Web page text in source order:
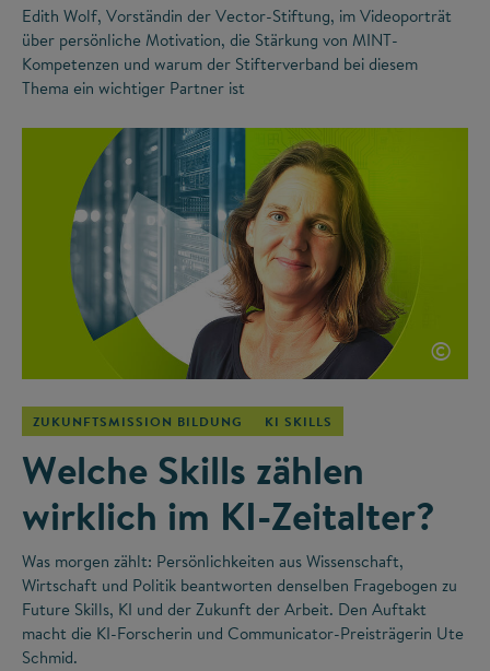
Edith Wolf, Vorständin der Vector-Stiftung, im Videoporträt
über persönliche Motivation, die Stärkung von MINT-
Kompetenzen und warum der Stifterverband bei diesem
Thema ein wichtiger Partner ist
©
ZUKUNFTSMISSION BILDUNG KI SKILLS
Welche Skills zählen
wirklich im KI-Zeitalter?
Was morgen zählt: Persönlichkeiten aus Wissenschaft,
Wirtschaft und Politik beantworten denselben Fragebogen zu
Future Skills, KI und der Zukunft der Arbeit. Den Auftakt
macht die KI-Forscherin und Communicator-Preisträgerin Ute
Schmid.